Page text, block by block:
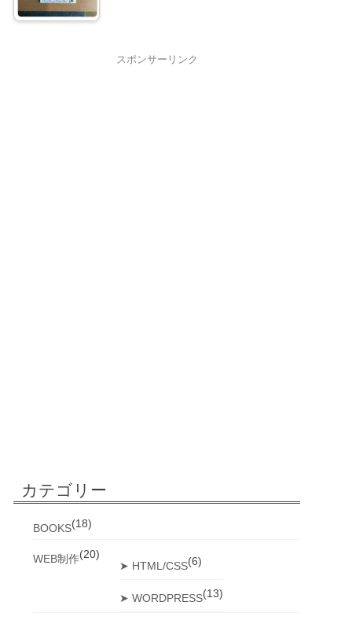
スポンサーリンク
カテゴリー
BOOKS(18)
WEB制作(20)
➤ HTML/CSS(6)
➤ WORDPRESS(13)